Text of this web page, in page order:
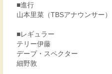
■進行
山本里菜（TBSアナウンサー）
■レギュラー
テリー伊藤
デーブ・スペクター
細野敦